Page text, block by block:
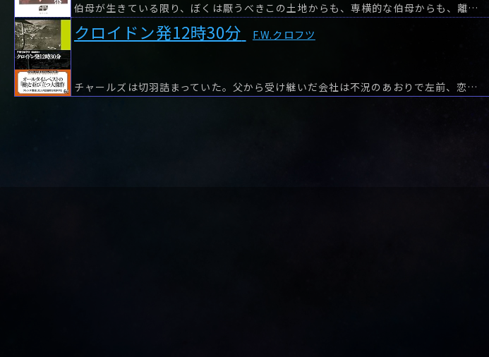
伯母が生きている限り、ぼくは厭うべきこの土地からも、専横的な伯母からも、離れることはできない―。
クロイドン発12時30分 F.W.クロフツ
チャールズは切羽詰まっていた。父から受け継いだ会社は不況のあおりで左前、恋しいユナは落ちぶれた男など相手にしてくれない。